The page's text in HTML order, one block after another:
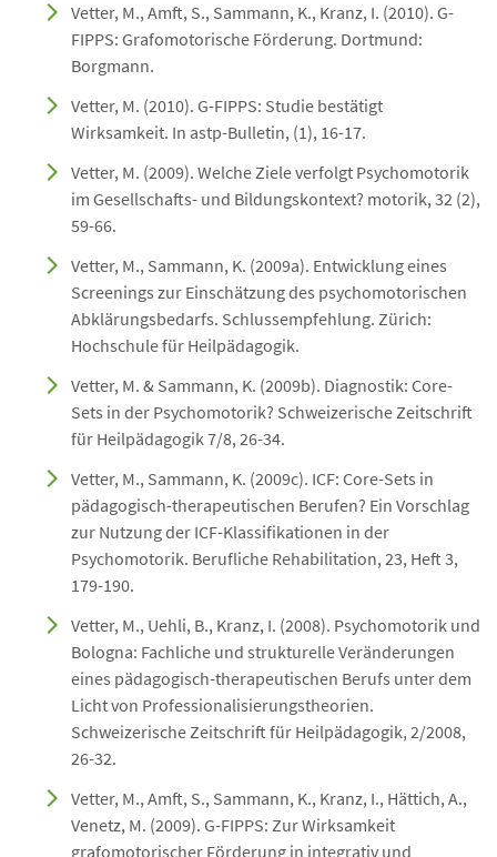
Vetter, M., Amft, S., Sammann, K., Kranz, I. (2010). G-
FIPPS: Grafomotorische Förderung. Dortmund:
Borgmann.
Vetter, M. (2010). G-FIPPS: Studie bestätigt
Wirksamkeit. In astp-Bulletin, (1), 16-17.
Vetter, M. (2009). Welche Ziele verfolgt Psychomotorik
im Gesellschafts- und Bildungskontext? motorik, 32 (2),
59-66.
Vetter, M., Sammann, K. (2009a). Entwicklung eines
Screenings zur Einschätzung des psychomotorischen
Abklärungsbedarfs. Schlussempfehlung. Zürich:
Hochschule für Heilpädagogik.
Vetter, M. & Sammann, K. (2009b). Diagnostik: Core-
Sets in der Psychomotorik? Schweizerische Zeitschrift
für Heilpädagogik 7/8, 26-34.
Vetter, M., Sammann, K. (2009c). ICF: Core-Sets in
pädagogisch-therapeutischen Berufen? Ein Vorschlag
zur Nutzung der ICF-Klassifikationen in der
Psychomotorik. Berufliche Rehabilitation, 23, Heft 3,
179-190.
Vetter, M., Uehli, B., Kranz, I. (2008). Psychomotorik und
Bologna: Fachliche und strukturelle Veränderungen
eines pädagogisch-therapeutischen Berufs unter dem
Licht von Professionalisierungstheorien.
Schweizerische Zeitschrift für Heilpädagogik, 2/2008,
26-32.
Vetter, M., Amft, S., Sammann, K., Kranz, I., Hättich, A.,
Venetz, M. (2009). G-FIPPS: Zur Wirksamkeit
grafomotorischer Förderung in integrativ und